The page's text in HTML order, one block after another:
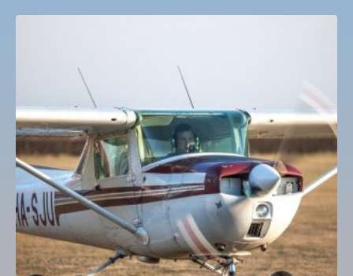
Sétarepülés és próbapilóta program Jakabszállás
35,000Ft